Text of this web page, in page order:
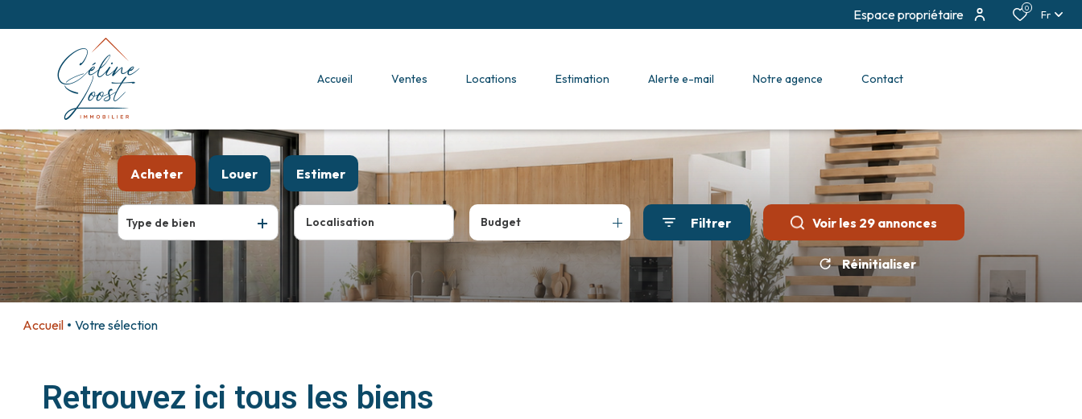
Espace propriétaire 0 Fr
accueil ventes locations estimation alerte e-mail notre agence contact
Acheter
De l'ancien
Louer
à l'année
Estimer
Type de bien Budget Filtrer Voir les 29annonces
Réinitialiser
Accueil Votre sélection
Retrouvez ici tous les biens